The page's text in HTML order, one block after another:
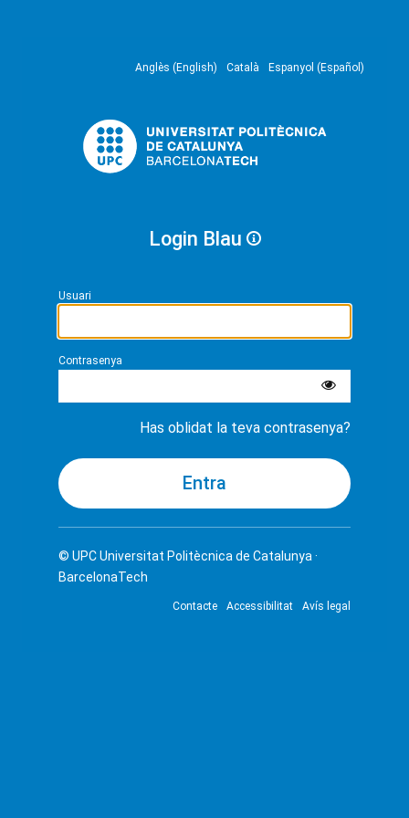
Anglès (English) Català Espanyol (Español)
Login Blau
Usuari
Contrasenya
Has oblidat la teva contrasenya?
© UPCUniversitat Politècnica de Catalunya ·
BarcelonaTech
Contacte Accessibilitat Avís legal